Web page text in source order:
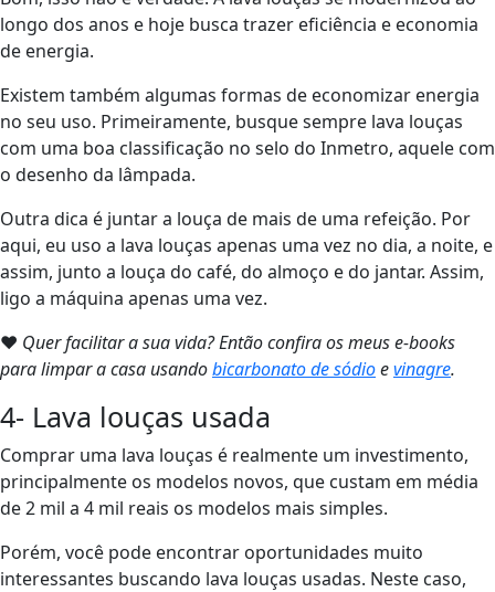
longo dos anos e hoje busca trazer eficiência e economia
de energia.
Existem também algumas formas de economizar energia
no seu uso. Primeiramente, busque sempre lava louças
com uma boa classificação no selo do Inmetro, aquele com
o desenho da lâmpada.
Outra dica é juntar a louça de mais de uma refeição. Por
aqui, eu uso a lava louças apenas uma vez no dia, a noite, e
assim, junto a louça do café, do almoço e do jantar. Assim,
ligo a máquina apenas uma vez.
❤ Quer facilitar a sua vida? Então confira os meus e-books
para limpar a casa usandobicarbonato de sódioevinagre.
4- Lava louças usada
Comprar uma lava louças é realmente um investimento,
principalmente os modelos novos, que custam em média
de 2 mil a 4 mil reais os modelos mais simples.
Porém, você pode encontrar oportunidades muito
interessantes buscando lava louças usadas. Neste caso,